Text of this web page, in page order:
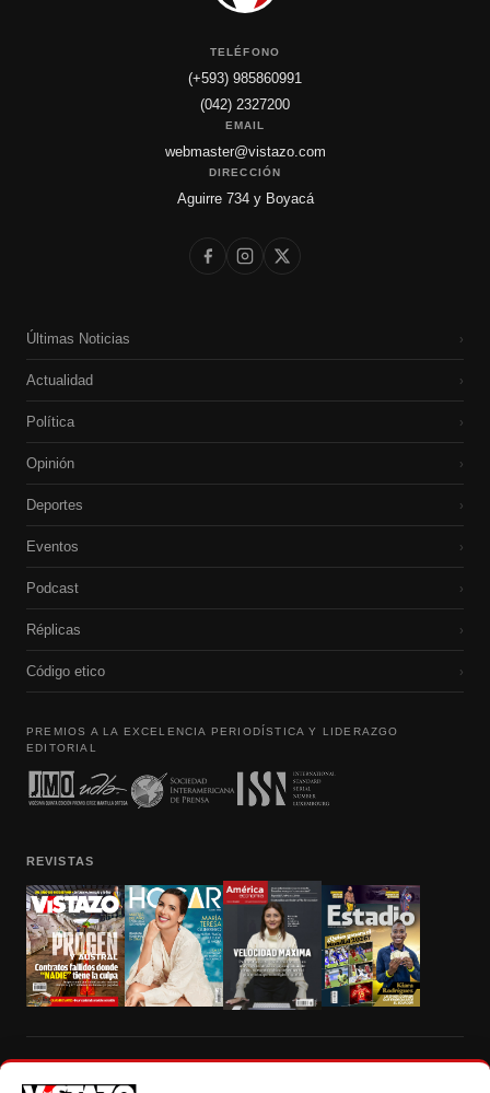
TELÉFONO
(+593) 985860991
(042) 2327200
EMAIL
webmaster@vistazo.com
DIRECCIÓN
Aguirre 734 y Boyacá
Últimas Noticias ›
Actualidad ›
Política ›
Opinión ›
Deportes ›
Eventos ›
Podcast ›
Réplicas ›
Código etico ›
PREMIOS A LA EXCELENCIA PERIODÍSTICA Y LIDERAZGO
EDITORIAL
REVISTAS
autorización escrita de su titular, de todos los contenidos de Vistazo.com.